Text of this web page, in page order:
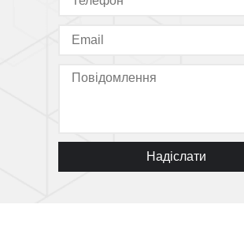
Надіслати